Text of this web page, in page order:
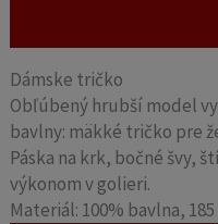
Dámske tričko
Obľúbený hrubší model
bavlny: mäkké tričko pre
Páska na krk, bočné švy,
výkonom v golieri.
Materiál: 100% bavlna,